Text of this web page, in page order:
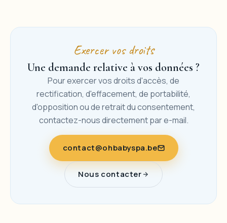
Exercer vos droits
Une demande relative à vos données ?
Pour exercer vos droits d'accès, de
rectification, d'effacement, de portabilité,
d'opposition ou de retrait du consentement,
contactez-nous directement par e-mail.
contact@ohbabyspa.be
Nous contacter